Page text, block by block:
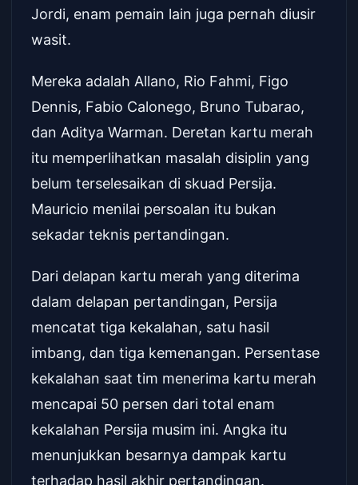
Jordi, enam pemain lain juga pernah diusir
wasit.
Mereka adalah Allano, Rio Fahmi, Figo
Dennis, Fabio Calonego, Bruno Tubarao,
dan Aditya Warman. Deretan kartu merah
itu memperlihatkan masalah disiplin yang
belum terselesaikan di skuad Persija.
Mauricio menilai persoalan itu bukan
sekadar teknis pertandingan.
Dari delapan kartu merah yang diterima
dalam delapan pertandingan, Persija
mencatat tiga kekalahan, satu hasil
imbang, dan tiga kemenangan. Persentase
kekalahan saat tim menerima kartu merah
mencapai 50 persen dari total enam
kekalahan Persija musim ini. Angka itu
menunjukkan besarnya dampak kartu
terhadap hasil akhir pertandingan.